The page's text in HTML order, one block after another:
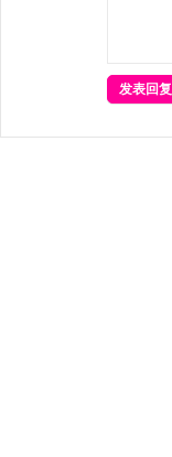
发表回复